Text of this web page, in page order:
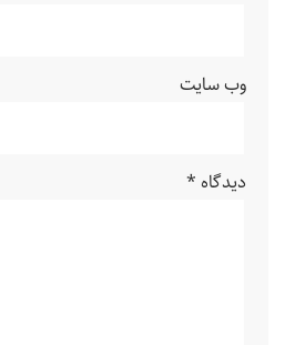
وب‌ سایت
دیدگاه *